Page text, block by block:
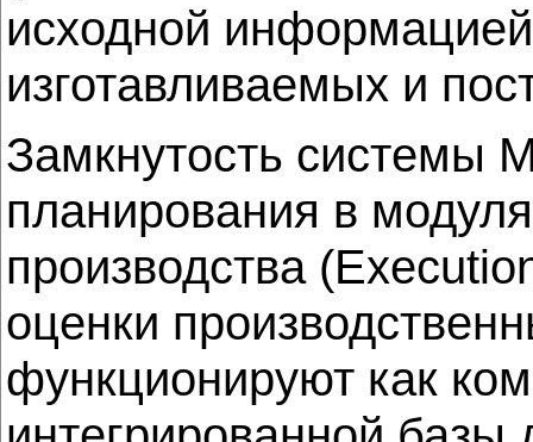
исходной
изготавливаемых и
Замкнутость системы
планирования в
производства
оценки
функционируют как